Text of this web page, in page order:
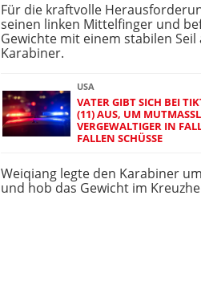
Für die kraftvolle
seinen linken Mittelfinger und
Gewichte mit einem stabilen Seil
Karabiner.
USA
VATER GIBT SICH BEI
(11) AUS, UM
ERGEWALTIGER IN
ALLEN SCHÜSSE
Weiqiang legte den Karabiner
und hob das Gewicht im